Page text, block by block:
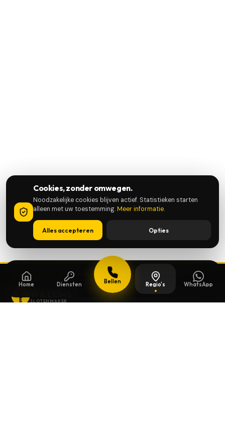
Home Diensten Bellen Regio's WhatsApp
SLOTENMAKER
Cookies, zonder omwegen.
Noodzakelijke cookies blijven actief. Statistieken starten
alleen met uw toestemming.Meer informatie.
Alles accepteren Opties